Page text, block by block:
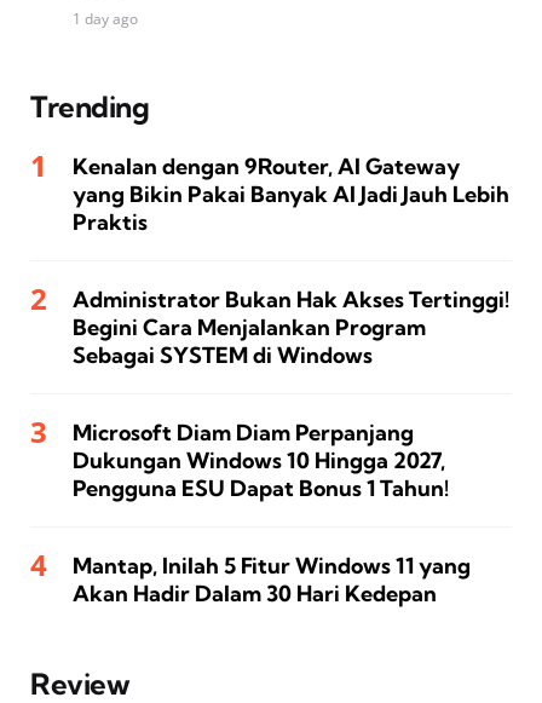
1 day ago
Trending
Kenalan dengan 9Router, AI Gateway
yang Bikin Pakai Banyak AI Jadi Jauh Lebih
Praktis
Administrator Bukan Hak Akses Tertinggi!
Begini Cara Menjalankan Program
Sebagai SYSTEM di Windows
Microsoft Diam Diam Perpanjang
Dukungan Windows 10 Hingga 2027,
Pengguna ESU Dapat Bonus 1 Tahun!
Mantap, Inilah 5 Fitur Windows 11 yang
Akan Hadir Dalam 30 Hari Kedepan
Review